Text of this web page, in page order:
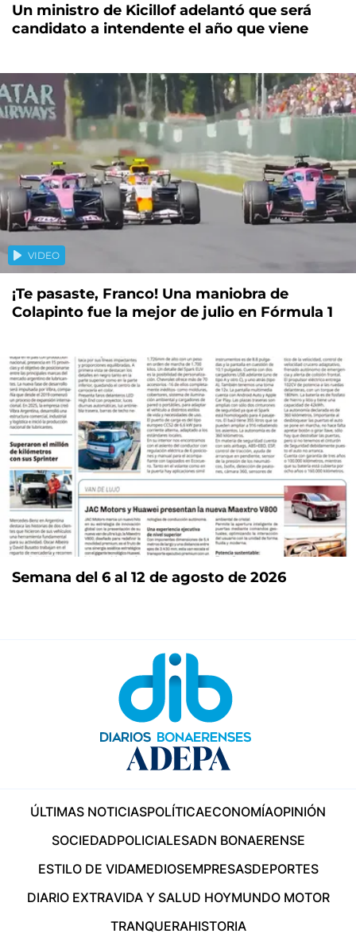
Un ministro de Kicillof adelantó que será
candidato a intendente el año que viene
VIDEO
¡Te pasaste, Franco! Una maniobra de
Colapinto fue la mejor de julio en Fórmula 1
Semana del 6 al 12 de agosto de 2026
ÚLTIMAS NOTICIASPOLÍTICAECONOMÍAOPINIÓN
SOCIEDADPOLICIALESADN BONAERENSE
ESTILO DE VIDAMEDIOSEMPRESASDEPORTES
DIARIO EXTRAVIDA Y SALUD HOYMUNDO MOTOR
TRANQUERAHISTORIA